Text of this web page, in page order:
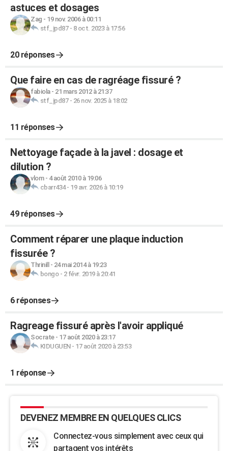
astuces et dosages
Zag - 19 nov. 2006 à 00:11
stf_jpd87- 8 oct. 2023 à 17:56
20 réponses
Que faire en cas de ragréage fissuré ?
fabiola- 21 mars 2012 à 21:37
stf_jpd87- 26 nov. 2025 à 18:02
11 réponses
Nettoyage façade à la javel : dosage et
dilution ?
vlom- 4 août 2010 à 19:06
cbarr434- 19 avr. 2026 à 10:19
49 réponses
Comment réparer une plaque induction
fissurée ?
Thrinill- 24 mai 2014 à 19:23
bongo- 2 févr. 2019 à 20:41
6 réponses
Ragreage fissuré après l'avoir appliqué
Socrate- 17 août 2020 à 23:17
KIDUGUEN- 17 août 2020 à 23:53
1 réponse
DEVENEZ MEMBRE EN QUELQUES CLICS
Connectez-vous simplement avec ceux qui
partagent vos intérêts